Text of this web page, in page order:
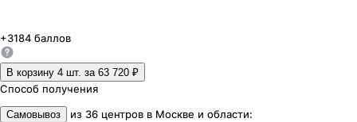
+3184 баллов
В корзину 4 шт. за 63 720 ₽
Способ получения
Самовывоз из 36 центров в Москве и области: